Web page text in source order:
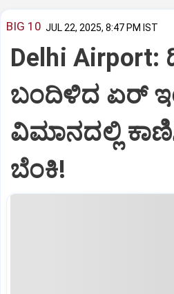
BIG 10 JUL 22, 2025, 8:47 PM IST
Delhi Airport:
ಬಂದಿಳಿದ ಏರ್‌
ವಿಮಾನದಲ್ಲಿ
ಬೆಂಕಿ!